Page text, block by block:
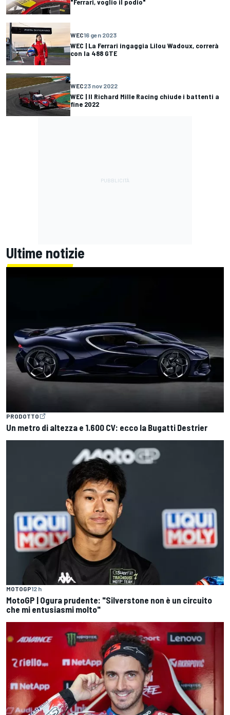
"Ferrari, voglio il podio"
WEC16 gen 2023
WEC | La Ferrari ingaggia Lilou Wadoux, correrà
con la 488 GTE
WEC23 nov 2022
WEC | Il Richard Mille Racing chiude i battenti a
fine 2022
Ultime notizie
PRODOTTO
Un metro di altezza e 1.600 CV: ecco la Bugatti Destrier
MOTOGP12 h
MotoGP | Ogura prudente: "Silverstone non è un circuito
che mi entusiasmi molto"